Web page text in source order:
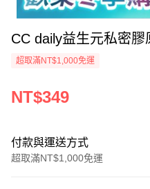
CC daily益生元私密
超取滿NT$1,000免運
NT$349
付款與運送方式
超取滿NT$1,000免運